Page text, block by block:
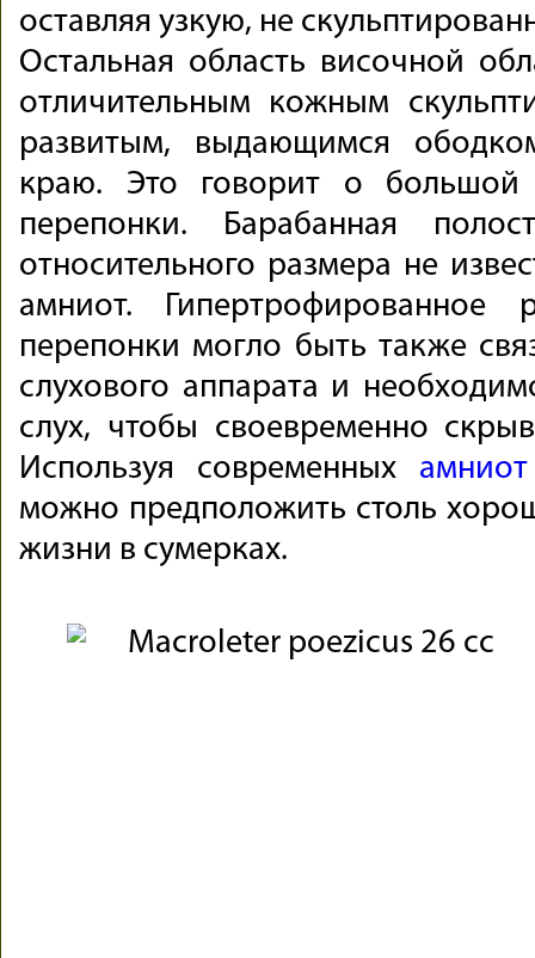
оставляя узкую, не
Остальная область височной
отличительным кожным
развитым, выдающимся
краю. Это говорит о большой
перепонки. Барабанная
относительного размера не
амниот. Гипертрофированное
перепонки могло быть также
слухового аппарата и
слух, чтобы своевременно
Используя современных
можно предположить столь
жизни в сумерках.